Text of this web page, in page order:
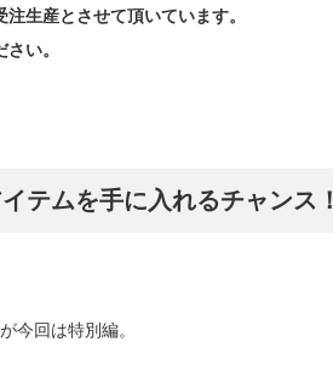
生産とさせて頂いています。
い。
テムを手に入れるチャンス！
今回は特別編。